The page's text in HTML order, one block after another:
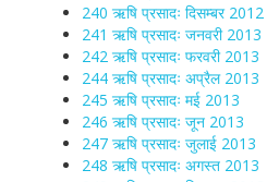
240 ऋषि प्रसादः दिसम्बर 2012
241 ऋषि प्रसादः जनवरी 2013
242 ऋषि प्रसादः फरवरी 2013
244 ऋषि प्रसादः अप्रैल 2013
245 ऋषि प्रसादः मई 2013
246 ऋषि प्रसादः जून 2013
247 ऋषि प्रसादः जुलाई 2013
248 ऋषि प्रसादः अगस्त 2013